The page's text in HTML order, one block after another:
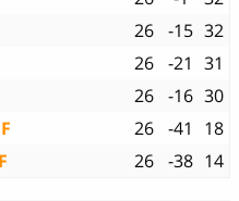
26 -15 32
26 -21 31
26 -16 30
26 -41
18
26 -38 14